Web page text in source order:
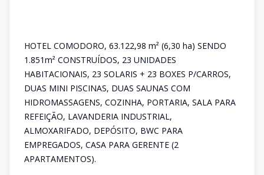
HOTEL COMODORO, 63.122,98 m² (6,30 ha) SENDO
1.851m² CONSTRUÍDOS, 23 UNIDADES
HABITACIONAIS, 23 SOLARIS + 23 BOXES P/CARROS,
DUAS MINI PISCINAS, DUAS SAUNAS COM
HIDROMASSAGENS, COZINHA, PORTARIA, SALA PARA
REFEIÇÃO, LAVANDERIA INDUSTRIAL,
ALMOXARIFADO, DEPÓSITO, BWC PARA
EMPREGADOS, CASA PARA GERENTE (2
APARTAMENTOS).